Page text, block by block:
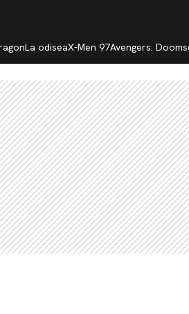
La odiseaX-Men 97Avengers: